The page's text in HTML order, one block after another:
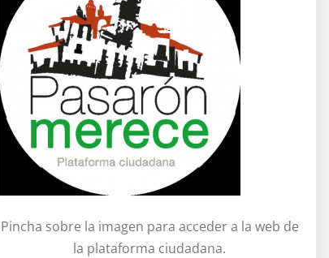
Pincha sobre la imagen para acceder a la web de
la plataforma ciudadana.